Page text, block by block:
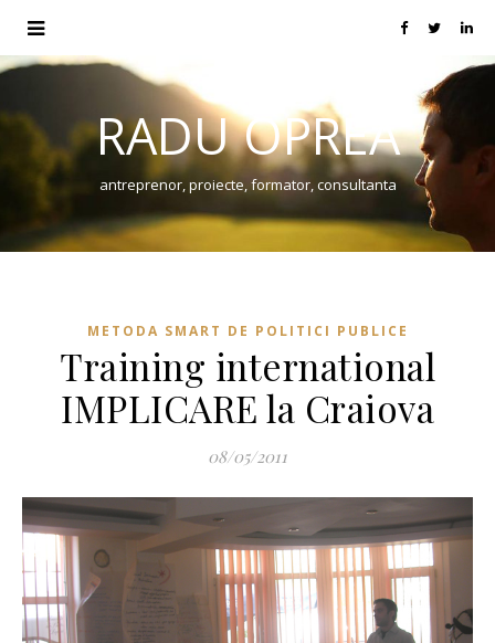
RADU OPREA
antreprenor, proiecte, formator, consultanta
METODA SMART DE POLITICI PUBLICE
Training international
IMPLICARE la Craiova
08/05/2011